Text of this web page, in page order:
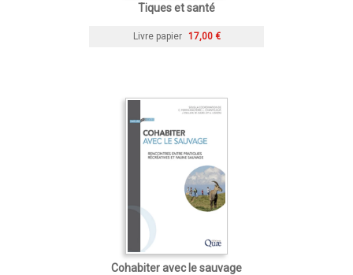
Tiques et santé
Livre papier 17,00 €
Cohabiter avec le sauvage